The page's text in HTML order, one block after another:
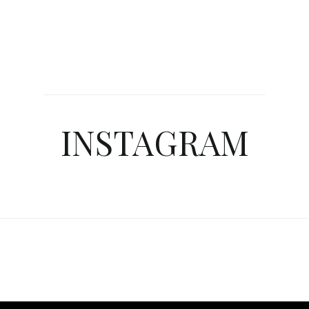
INSTAGRAM